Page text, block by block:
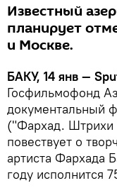
Известный
планирует
и Москве.
БАКУ, 14 янв —
Госфильмофонд
документальный
("Фархад. Штрихи
повествует о
артиста Фархада
году исполнится